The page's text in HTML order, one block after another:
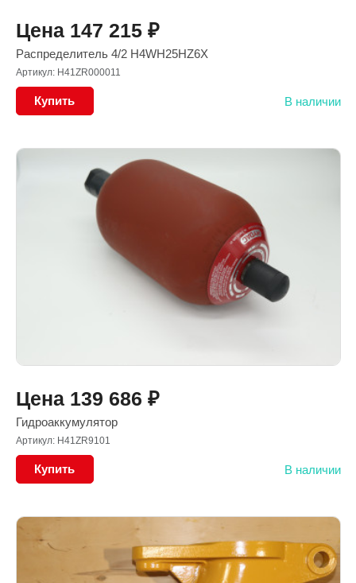
Цена 147 215 ₽
Распределитель 4/2 H4WH25HZ6X
Артикул: H41ZR000011
Купить В наличии
Цена 139 686 ₽
Гидроаккумулятор
Артикул: H41ZR9101
Купить В наличии